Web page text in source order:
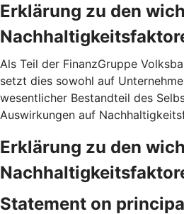
Erklärung zu den
Als Teil der FinanzGruppe
setzt dies sowohl auf
wesentlicher Bestandteil des
Auswirkungen auf
Erklärung zu den
Statement on